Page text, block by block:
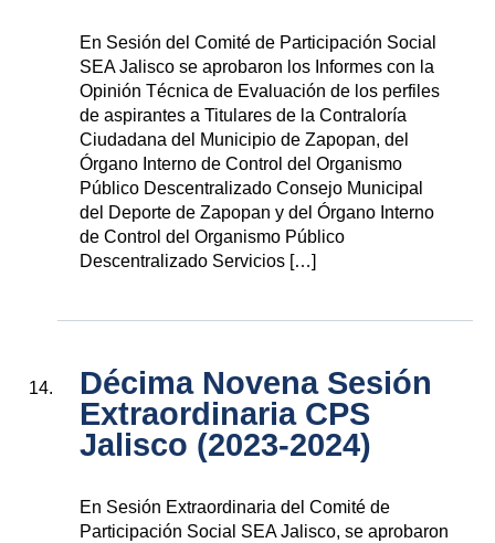
En Sesión del Comité de Participación Social
SEA Jalisco se aprobaron los Informes con la
Opinión Técnica de Evaluación de los perfiles
de aspirantes a Titulares de la Contraloría
Ciudadana del Municipio de Zapopan, del
Órgano Interno de Control del Organismo
Público Descentralizado Consejo Municipal
del Deporte de Zapopan y del Órgano Interno
de Control del Organismo Público
Descentralizado Servicios […]
Décima Novena Sesión
Extraordinaria CPS
Jalisco (2023-2024)
En Sesión Extraordinaria del Comité de
Participación Social SEA Jalisco, se aprobaron